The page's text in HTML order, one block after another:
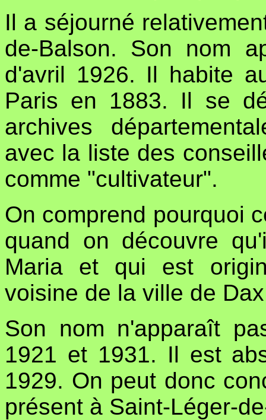
Il a séjourné
de-Balson. Son nom
d'avril 1926. Il habite
Paris en 1883. Il se
archives
avec la liste des
comme "cultivateur".
On comprend pourquoi
quand on découvre
Maria et qui est
voisine de la ville de
Son nom n'apparaît
1921 et 1931. Il est
1929. On peut donc
présent à Saint-Léger-